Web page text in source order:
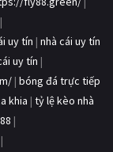
|
uy tín | nhà cái uy tín
uy tín |
| bóng đá trực tiếp
khia | tỷ lệ kèo nhà
|
|